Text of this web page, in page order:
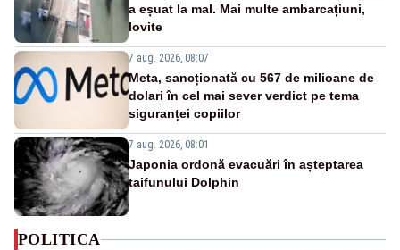
a eșuat la mal. Mai multe ambarcațiuni,
lovite
7 aug. 2026, 08:07
Meta, sancționată cu 567 de milioane de
dolari în cel mai sever verdict pe tema
siguranței copiilor
7 aug. 2026, 08:01
Japonia ordonă evacuări în așteptarea
taifunului Dolphin
POLITICA